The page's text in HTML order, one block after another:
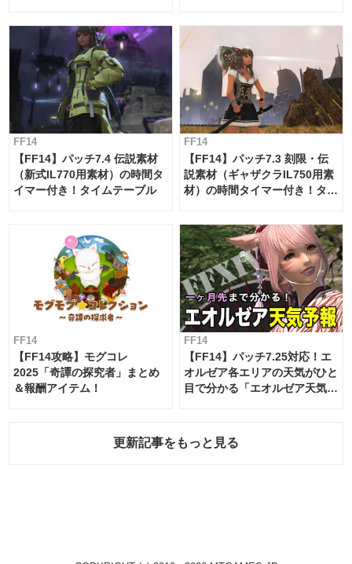
FF14
【FF14】パッチ7.4 伝説素材
（新式IL770用素材）の時間タ
イマー付き！タイムテーブル
FF14
【FF14】パッチ7.3 刻限・伝
説素材（ギャザクラIL750用素
材）の時間タイマー付き！タイ
FF14
【FF14攻略】モグコレ
2025「奇譚の探究者」まとめ
＆報酬アイテム！
FF14
【FF14】パッチ7.25対応！エ
オルゼア各エリアの天気がひと
目で分かる「エオルゼア天気予
更新記事をもっと見る